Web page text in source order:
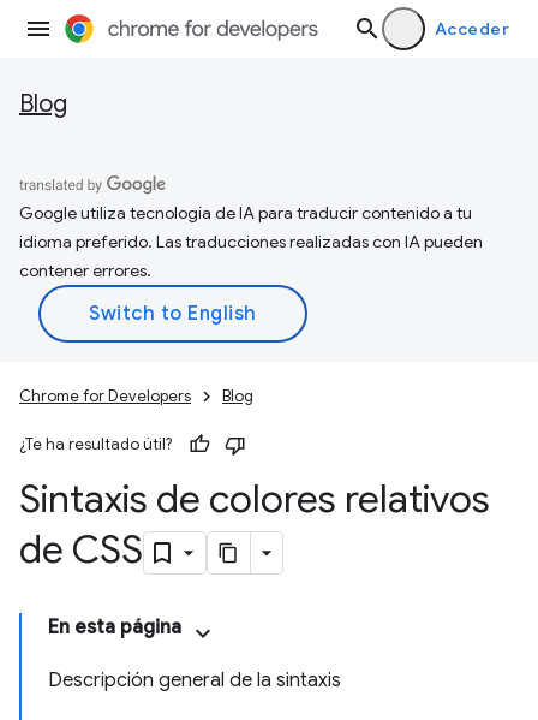
Acceder
Blog
Google utiliza tecnología de IA para traducir contenido a tu
idioma preferido. Las traducciones realizadas con IA pueden
contener errores.
Chrome for Developers Blog
¿Te ha resultado útil?
Sintaxis de colores relativos
de CSS
En esta página
Descripción general de la sintaxis